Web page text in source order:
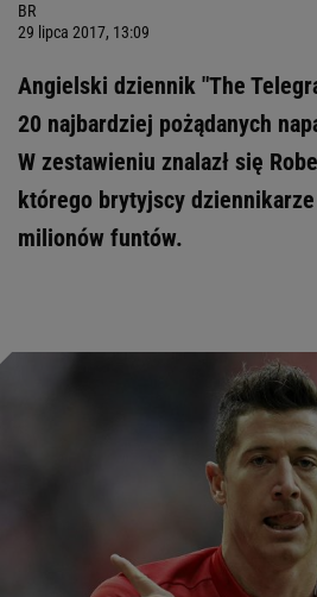
BR
29 lipca 2017, 13:09
Angielski dziennik "The
20 najbardziej pożądanych
W zestawieniu znalazł się
którego brytyjscy
milionów funtów.